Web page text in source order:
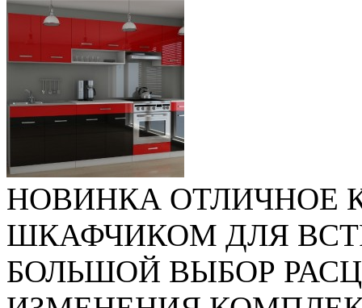
НОВИНКА ОТЛИЧНОЕ
ШКАФЧИКОМ ДЛЯ
БОЛЬШОЙ ВЫБОР